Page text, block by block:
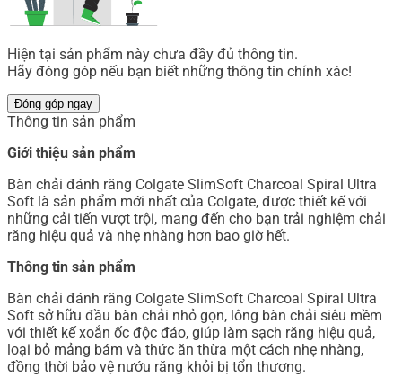
Hiện tại sản phẩm này chưa đầy đủ thông tin.
Hãy đóng góp nếu bạn biết những thông tin chính xác!
Đóng góp ngay
Thông tin sản phẩm
Giới thiệu sản phẩm
Bàn chải đánh răng Colgate SlimSoft Charcoal Spiral Ultra
Soft là sản phẩm mới nhất của Colgate, được thiết kế với
những cải tiến vượt trội, mang đến cho bạn trải nghiệm chải
răng hiệu quả và nhẹ nhàng hơn bao giờ hết.
Thông tin sản phẩm
Bàn chải đánh răng Colgate SlimSoft Charcoal Spiral Ultra
Soft sở hữu đầu bàn chải nhỏ gọn, lông bàn chải siêu mềm
với thiết kế xoắn ốc độc đáo, giúp làm sạch răng hiệu quả,
loại bỏ mảng bám và thức ăn thừa một cách nhẹ nhàng,
đồng thời bảo vệ nướu răng khỏi bị tổn thương.